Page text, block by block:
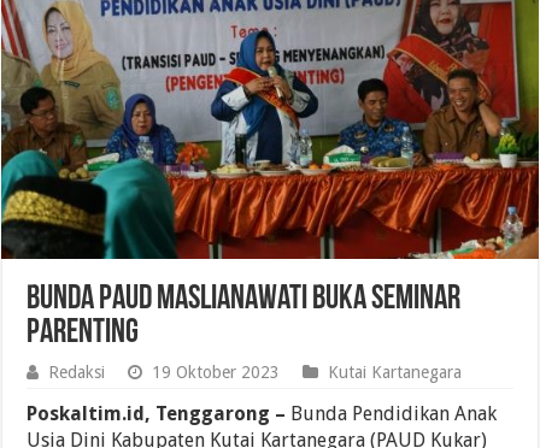
Bunda PAUD Maslianawati Buka Seminar
Parenting
Redaksi 19 Oktober 2023 Kutai Kartanegara
Poskaltim.id, Tenggarong – Bunda Pendidikan Anak
Usia Dini Kabupaten Kutai Kartanegara (PAUD Kukar)